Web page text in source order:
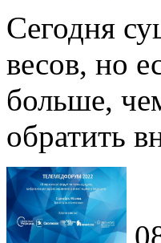
Сегодня
весов, но
больше,
обратить